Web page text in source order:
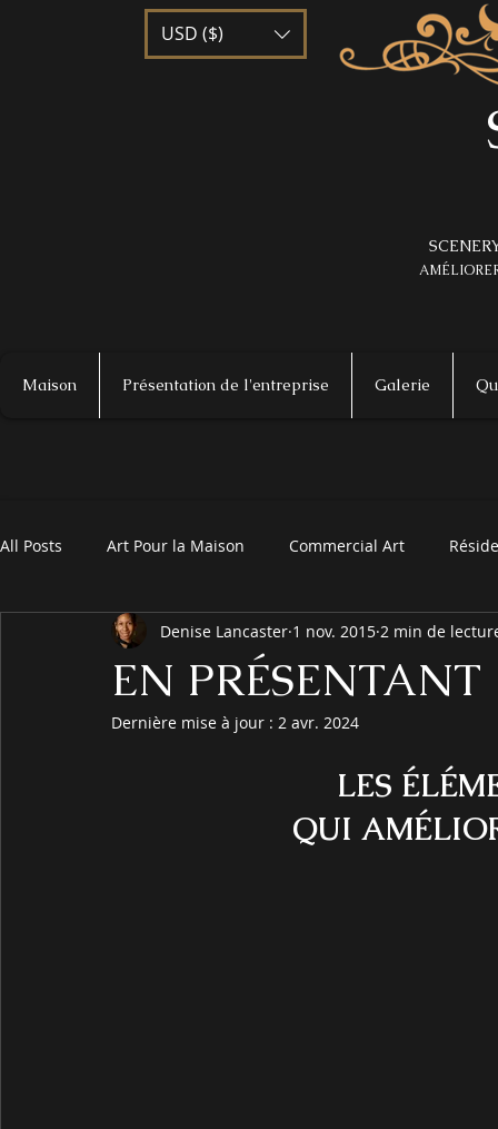
USD ($)
Maison Présentation de l'entreprise Galerie
All Posts Art Pour la Maison Commercial Art
EN PRÉSENTANT
Denise Lancaster 1 nov. 2015 2 min de
Dernière mise à jour : 2 avr. 2024
LES
QUI